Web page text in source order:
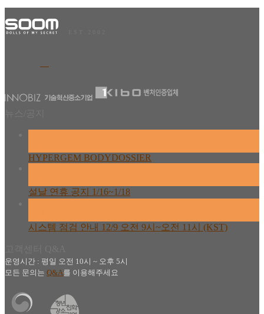
HYPERGEM BODYDOSSIER
설날 연휴 공지 1/16~1/18
시스템 점검 안내 12/9 오전 9시~오전 11시 (KST)
운영시간 : 평일 오전 10시 ~ 오후 5시
모든 문의는 Q&A를 이용해주세요